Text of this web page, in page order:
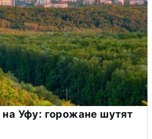
Уфу: горожане шутят